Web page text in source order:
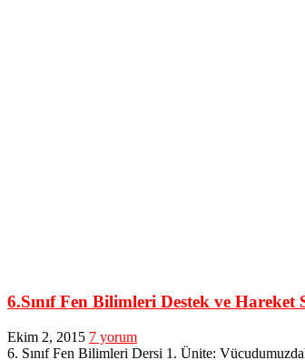
6.Sınıf Fen Bilimleri Destek ve Hareket
Ekim 2, 2015 7 yorum
6. Sınıf Fen Bilimleri Dersi 1. Ünite: